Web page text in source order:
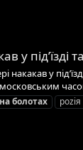
у
накакав у
наболотах роziя